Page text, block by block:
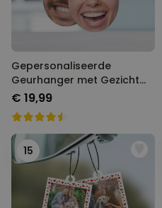
Gepersonaliseerde
Geurhanger met Gezicht
set van 2
€ 19,99
15